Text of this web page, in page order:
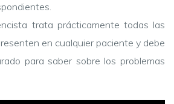
trata prácticamente todas las
en cualquier paciente y debe
para saber sobre los problemas